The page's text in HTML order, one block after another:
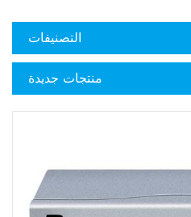
التصنيفات
منتجات جديدة